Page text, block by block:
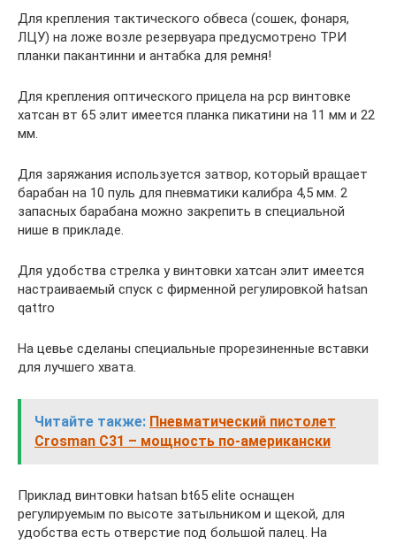
Для крепления тактического обвеса (сошек, фонаря,
ЛЦУ) на ложе возле резервуара предусмотрено ТРИ
планки пакантинни и антабка для ремня!
Для крепления оптического прицела на pcp винтовке
хатсан вт 65 элит имеется планка пикатини на 11 мм и 22
мм.
Для заряжания используется затвор, который вращает
барабан на 10 пуль для пневматики калибра 4,5 мм. 2
запасных барабана можно закрепить в специальной
нише в прикладе.
Для удобства стрелка у винтовки хатсан элит имеется
настраиваемый спуск с фирменной регулировкой hatsan
qattro
На цевье сделаны специальные прорезиненные вставки
для лучшего хвата.
Читайте также: Пневматический пистолет
Crosman C31 – мощность по-американски
Приклад винтовки hatsan bt65 elite оснащен
регулируемым по высоте затыльником и щекой, для
удобства есть отверстие под большой палец. На